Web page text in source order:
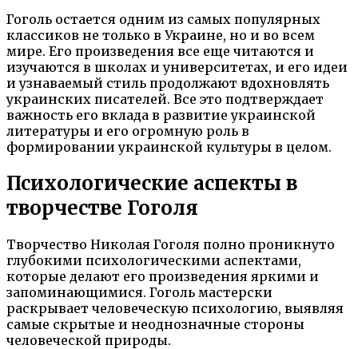
Гоголь остается одним из самых популярных
классиков не только в Украине, но и во всем
мире. Его произведения все еще читаются и
изучаются в школах и университетах, и его идеи
и узнаваемый стиль продолжают вдохновлять
украинских писателей. Все это подтверждает
важность его вклада в развитие украинской
литературы и его огромную роль в
формировании украинской культуры в целом.
Психологические аспекты в
творчестве Гоголя
Творчество Николая Гоголя полно проникнуто
глубокими психологическими аспектами,
которые делают его произведения яркими и
запоминающимися. Гоголь мастерски
раскрывает человеческую психологию, выявляя
самые скрытые и неоднозначные стороны
человеческой природы.